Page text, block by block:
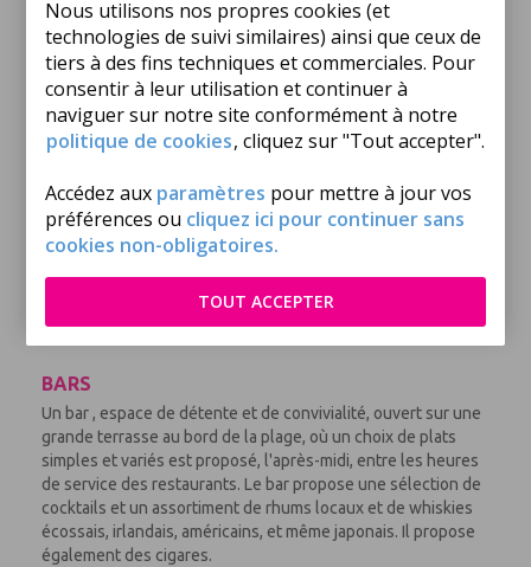
Nous utilisons nos propres cookies (et
technologies de suivi similaires) ainsi que ceux de
tiers à des fins techniques et commerciales. Pour
consentir à leur utilisation et continuer à
naviguer sur notre site conformément à notre
politique de cookies, cliquez sur "Tout accepter".
Accédez aux paramètres pour mettre à jour vos
préférences ou cliquez ici pour continuer sans
cookies non-obligatoires.
TOUT ACCEPTER
L'ESPACE RESTAURATION
Le restaurant propose à midi une carte variée de plats
élaborés avec finesse et simplicité et le soir une carte
gastronomique avec un vaste choix d'entrées, plats et
desserts.
le jardin, sur les six balcons panoramiques et intimistes du
1er étage, sur la terrasse du 2ème étage surplombant
l'océan, ou à l'intérieur dans les très belles salles du premier
La demi-pension s'applique aussi bien au déjeuner qu'au
dîner. Certains plats sont avec supplément.
BARS
Un bar , espace de détente et de convivialité, ouvert sur une
grande terrasse au bord de la plage, où un choix de plats
simples et variés est proposé, l'après-midi, entre les heures
de service des restaurants. Le bar propose une sélection de
cocktails et un assortiment de rhums locaux et de whiskies
écossais, irlandais, américains, et même japonais. Il propose
également des cigares.